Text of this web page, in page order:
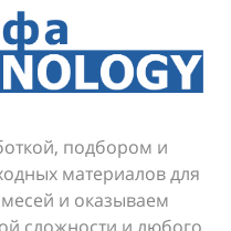
подбором и
материалов для
и оказываем